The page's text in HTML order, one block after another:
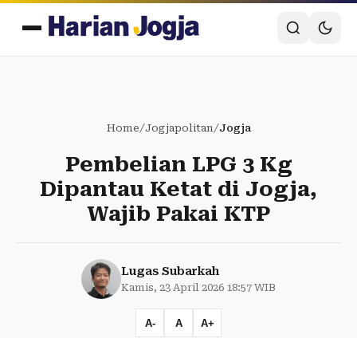
Home/Jogjapolitan/Jogja
Pembelian LPG 3 Kg
Dipantau Ketat di Jogja,
Wajib Pakai KTP
Lugas Subarkah
Kamis, 23 April 2026 18:57 WIB
A- A A+